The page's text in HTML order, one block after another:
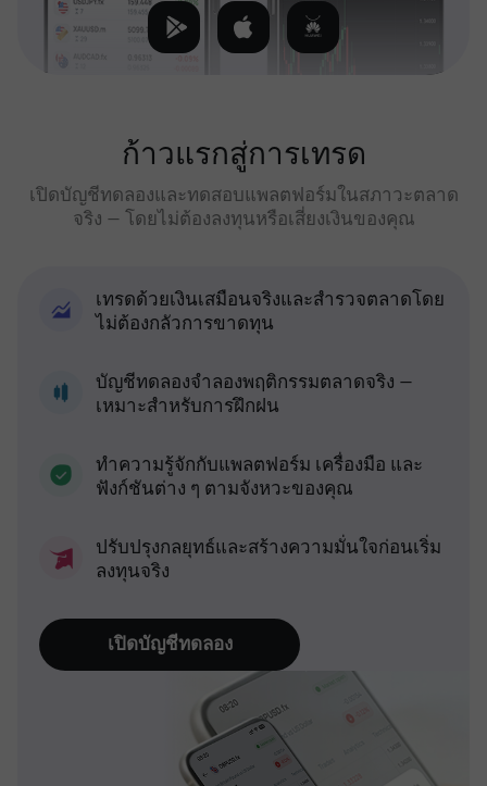
ก้าวแรกสู่การเทรด
เปิดบัญชีทดลองและทดสอบแพลตฟอร์มในสภาวะตลาด
จริง — โดยไม่ต้องลงทุนหรือเสี่ยงเงินของคุณ
เทรดด้วยเงินเสมือนจริงและสำรวจตลาดโดย
ไม่ต้องกลัวการขาดทุน
บัญชีทดลองจำลองพฤติกรรมตลาดจริง —
เหมาะสำหรับการฝึกฝน
ทำความรู้จักกับแพลตฟอร์ม เครื่องมือ และ
ฟังก์ชันต่าง ๆ ตามจังหวะของคุณ
ปรับปรุงกลยุทธ์และสร้างความมั่นใจก่อนเริ่ม
ลงทุนจริง
เปิดบัญชีทดลอง